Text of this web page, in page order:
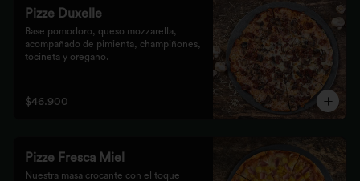
Pizze Duxelle
Base pomodoro, queso mozzarella,
acompañado de pimienta, champiñones,
tocineta y orégano.
$46.900
Pizze Fresca Miel
Nuestra masa crocante con el toque